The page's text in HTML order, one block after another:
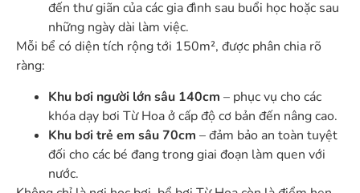
đến thư giãn của các gia đình sau buổi học hoặc sau
những ngày dài làm việc.
Mỗi bể có diện tích rộng tới 150m², được phân chia rõ
ràng:
Khu bơi người lớn sâu 140cm – phục vụ cho các
khóa dạy bơi Từ Hoa ở cấp độ cơ bản đến nâng cao.
Khu bơi trẻ em sâu 70cm – đảm bảo an toàn tuyệt
đối cho các bé đang trong giai đoạn làm quen với
nước.